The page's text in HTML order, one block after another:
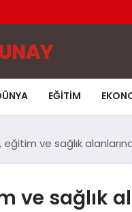
EĞITIM
eğitim ve sağlık
ve sağlık